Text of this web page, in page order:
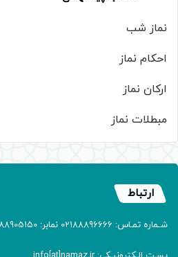
نماز شب
احکام نماز
ارکان نماز
مبطلات نماز
ارتباط
شـماره تمـاس: 02188896666 نمابر: 02188905150